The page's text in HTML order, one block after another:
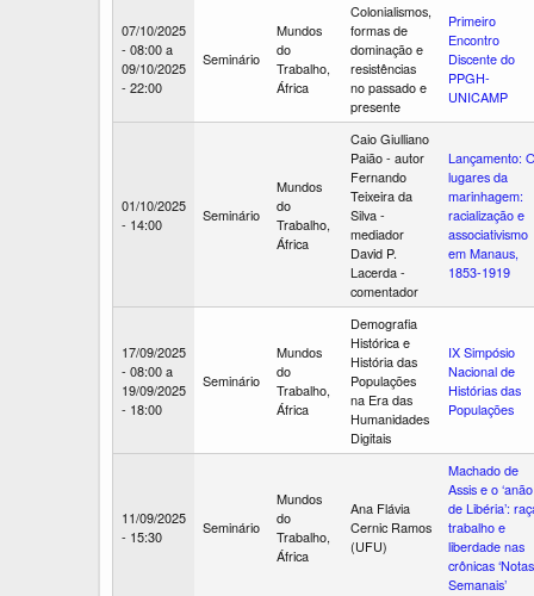
07/10/2025
- 08:00a
09/10/2025
- 22:00
Seminário
Mundos
do
Trabalho,
África
Colonialismos,
formas de
dominação e
resistências
no passado e
presente
Primeiro
Encontro
Discente do
PPGH-
UNICAMP
01/10/2025
- 14:00
Seminário
Mundos
do
Trabalho,
África
Caio Giulliano
Paião - autor
Fernando
Teixeira da
Silva -
mediador
David P.
Lacerda -
comentador
Lançamento:
lugares da
marinhagem:
racialização e
associativismo
em Manaus,
1853-1919
17/09/2025
- 08:00a
19/09/2025
- 18:00
Seminário
Mundos
do
Trabalho,
África
Demografia
Histórica e
História das
Populações
na Era das
Humanidades
Digitais
IX Simpósio
Nacional de
Histórias das
Populações
11/09/2025
- 15:30
Seminário
Mundos
do
Trabalho,
África
Ana Flávia
Cernic Ramos
(UFU)
Machado de
Assis e o ‘anão
de Libéria’:
trabalho e
liberdade nas
crônicas ‘Notas
Semanais’